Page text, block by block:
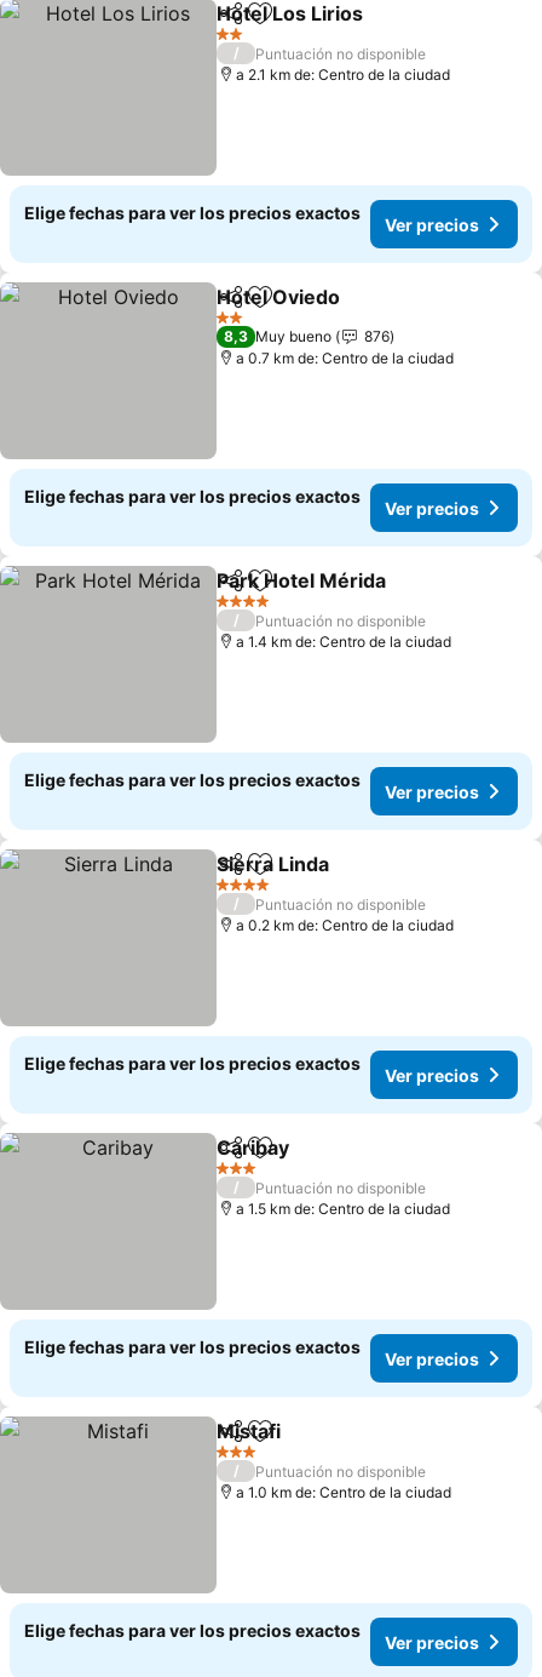
CompartirAgregar a favoritos
Hotel Los Lirios
2 Estrellas
/
Puntuación no disponible
a 2.1 km de: Centro de la ciudad
Elige fechas para ver los precios exactos
Ver precios
CompartirAgregar a favoritos
Hotel Oviedo
2 Estrellas
8,3 Muy bueno
876
a 0.7 km de: Centro de la ciudad
Elige fechas para ver los precios exactos
Ver precios
CompartirAgregar a favoritos
Park Hotel Mérida
4 Estrellas
/
Puntuación no disponible
a 1.4 km de: Centro de la ciudad
Elige fechas para ver los precios exactos
Ver precios
CompartirAgregar a favoritos
Sierra Linda
4 Estrellas
/
Puntuación no disponible
a 0.2 km de: Centro de la ciudad
Elige fechas para ver los precios exactos
Ver precios
CompartirAgregar a favoritos
Caribay
3 Estrellas
/
Puntuación no disponible
a 1.5 km de: Centro de la ciudad
Elige fechas para ver los precios exactos
Ver precios
CompartirAgregar a favoritos
Mistafi
3 Estrellas
/
Puntuación no disponible
a 1.0 km de: Centro de la ciudad
Elige fechas para ver los precios exactos
Ver precios